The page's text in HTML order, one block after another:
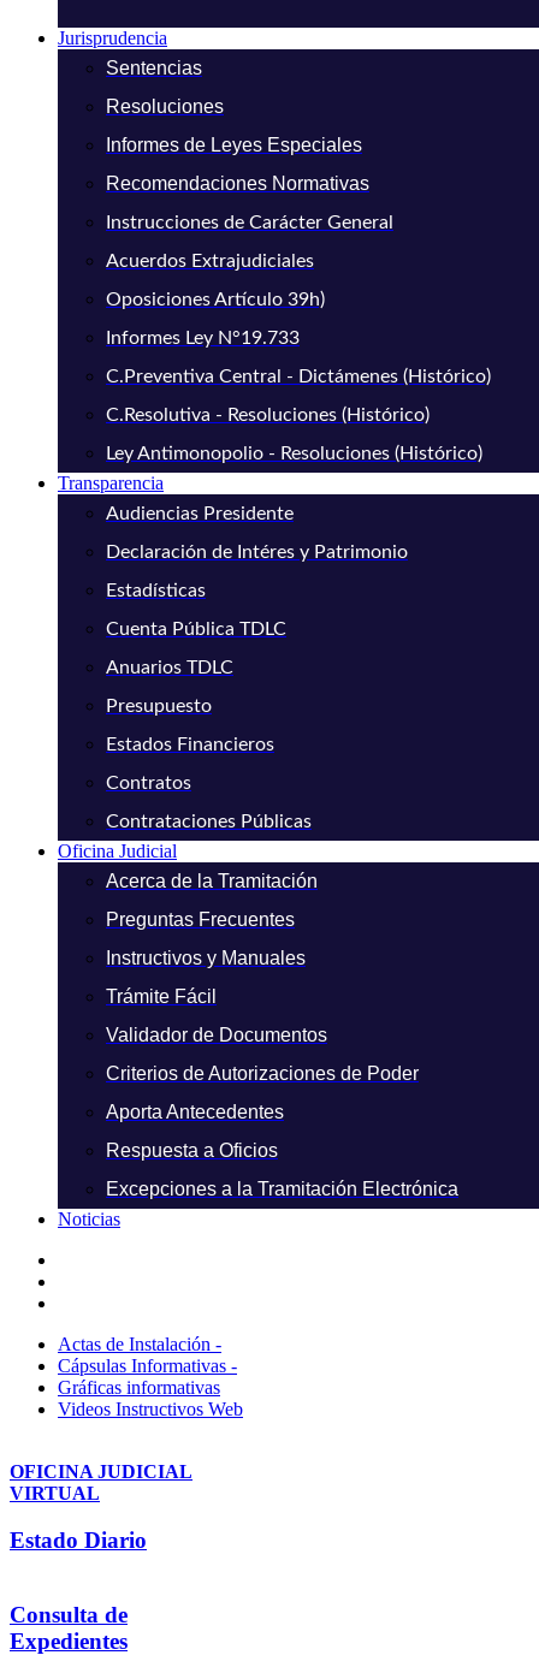
Jurisprudencia
Sentencias
Resoluciones
Informes de Leyes Especiales
Recomendaciones Normativas
Instrucciones de Carácter General
Acuerdos Extrajudiciales
Oposiciones Artículo 39h)
Informes Ley N°19.733
C.Preventiva Central - Dictámenes (Histórico)
C.Resolutiva - Resoluciones (Histórico)
Ley Antimonopolio - Resoluciones (Histórico)
Transparencia
Audiencias Presidente
Declaración de Intéres y Patrimonio
Estadísticas
Cuenta Pública TDLC
Anuarios TDLC
Presupuesto
Estados Financieros
Contratos
Contrataciones Públicas
Oficina Judicial
Acerca de la Tramitación
Preguntas Frecuentes
Instructivos y Manuales
Trámite Fácil
Validador de Documentos
Criterios de Autorizaciones de Poder
Aporta Antecedentes
Respuesta a Oficios
Excepciones a la Tramitación Electrónica
Noticias
Actas de Instalación -
Cápsulas Informativas -
Gráficas informativas
Videos Instructivos Web
OFICINA JUDICIAL
VIRTUAL
Estado Diario
Consulta de
Expedientes